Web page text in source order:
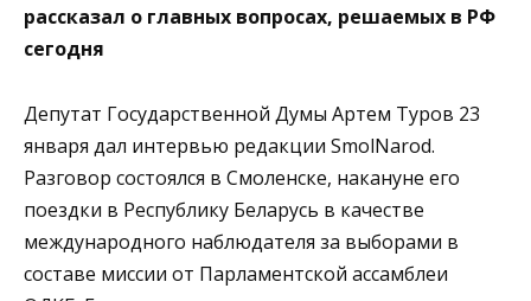
рассказал о главных вопросах, решаемых в РФ
сегодня
Депутат Государственной Думы Артем Туров 23
января дал интервью редакции SmolNarod.
Разговор состоялся в Смоленске, накануне его
поездки в Республику Беларусь в качестве
международного наблюдателя за выборами в
составе миссии от Парламентской ассамблеи